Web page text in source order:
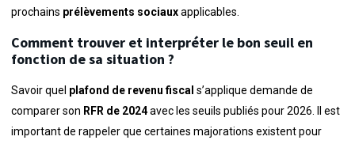
prochains prélèvements sociauxapplicables.
Comment trouver et interpréter le bon seuil en
fonction de sa situation ?
Savoir quel plafond de revenu fiscal s’applique demande de
comparer son RFR de 2024avec les seuils publiés pour 2026. Il est
important de rappeler que certaines majorations existent pour